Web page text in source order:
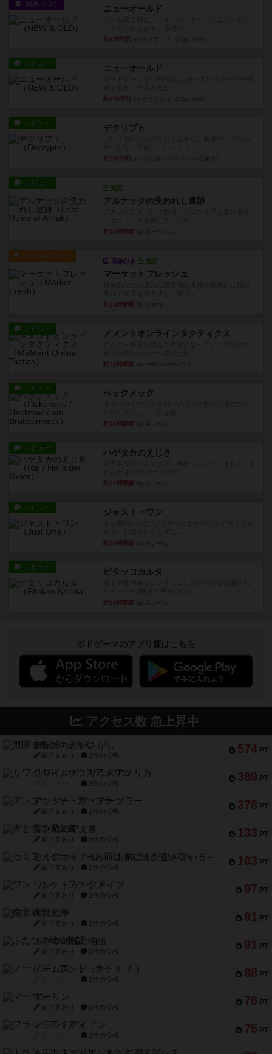
戦略やコツ ニューオールド
約6時間前
レビュー ニューオールド
約6時間前
レビュー デクリプト
約7時間前
レビュー
充実
アルナックの失われし遺跡
約10時間前
ルール/インスト
画像付き 充実
マーケットフレッシュ
約14時間前
レビュー メメントオンラインタクティクス
約14時間前
レビュー ヘックメック
約16時間前
レビュー ハゲタカのえじき
約16時間前
レビュー ジャスト・ワン
約16時間前
レビュー ピタッコカルタ
約16時間前
ボドゲーマのアプリ版はこちら
アクセス数 急上昇中
574 PT
無限まちがいさがし
紹介文あり 2件の投稿
389 PT
リワイルド：サウスアメリカ
2件の投稿
378 PT
アンダー・ザ・テーブラー
紹介文あり 1件の投稿
133 PT
宵と暁の呪文書
紹介文あり 8件の投稿
103 PT
セミファイナル ～お前はまだ生きている～
紹介文あり 1件の投稿
97 PT
ワン・トゥ・ファイブ
紹介文あり 1件の投稿
91 PT
南北戦争
紹介文あり 1件の投稿
91 PT
ふたつの城の物語
紹介文あり 6件の投稿
88 PT
ノームズ・アット・ナイト
1件の投稿
76 PT
マーリン
紹介文あり 6件の投稿
75 PT
フラットアイアン
2件の投稿